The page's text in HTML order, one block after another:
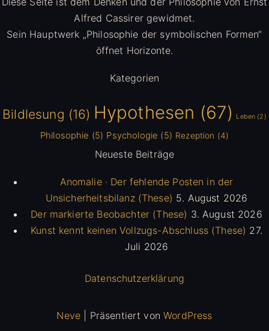
Alfred Cassirer gewidmet.
Sein Hauptwerk „Philosophie der symbolischen Formen“
öffnet Horizonte.
Kategorien
Bildlesung (16) Hypothesen (67) Leben (2)
Philosophie (5) Psychologie (5) Rezeption (4)
Neueste Beiträge
Anomalie · Der fehlende Posten in der
Unsicherheitsbilanz (These) 5. August 2026
Der markierte Beobachter (These) 3. August 2026
Kunst kennt keinen Vollzugs-Abschluss (These) 27.
Juli 2026
Datenschutzerklärung
Neve | Präsentiert vonWordPress